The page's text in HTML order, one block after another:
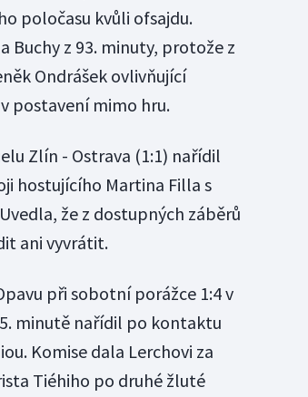
poločasu kvůli ofsajdu.
Buchy z 93. minuty, protože z
Ondrášek ovlivňující
postavení mimo hru.
Zlín - Ostrava (1:1) nařídil
hostujícího Martina Filla s
že z dostupných záběrů
ani vyvrátit.
při sobotní porážce 1:4 v
minutě nařídil po kontaktu
Komise dala Lerchovi za
Tiéhiho po druhé žluté